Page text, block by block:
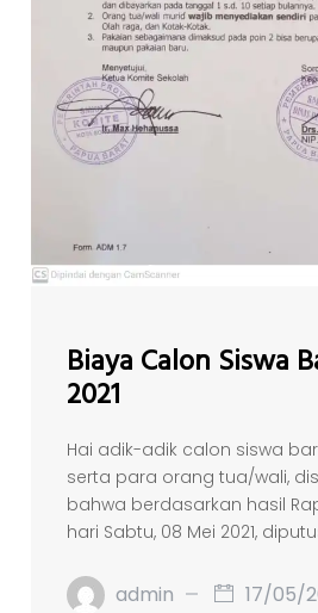
Biaya Calon Siswa
2021
Hai adik-adik calon siswa
serta para orang tua/wali,
bahwa berdasarkan hasil
hari Sabtu, 08 Mei 2021,
admin
17/05/